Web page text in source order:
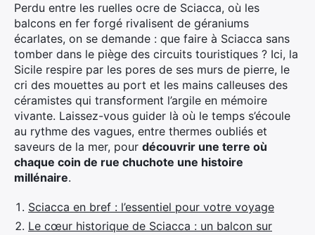
Perdu entre les ruelles ocre de Sciacca, où les
balcons en fer forgé rivalisent de géraniums
écarlates, on se demande : que faire à Sciacca sans
tomber dans le piège des circuits touristiques ? Ici, la
Sicile respire par les pores de ses murs de pierre, le
cri des mouettes au port et les mains calleuses des
céramistes qui transforment l’argile en mémoire
vivante. Laissez-vous guider là où le temps s’écoule
au rythme des vagues, entre thermes oubliés et
saveurs de la mer, pour découvrir une terre où
chaque coin de rue chuchote une histoire
millénaire.
Sciacca en bref : l’essentiel pour votre voyage
Le cœur historique de Sciacca : un balcon sur